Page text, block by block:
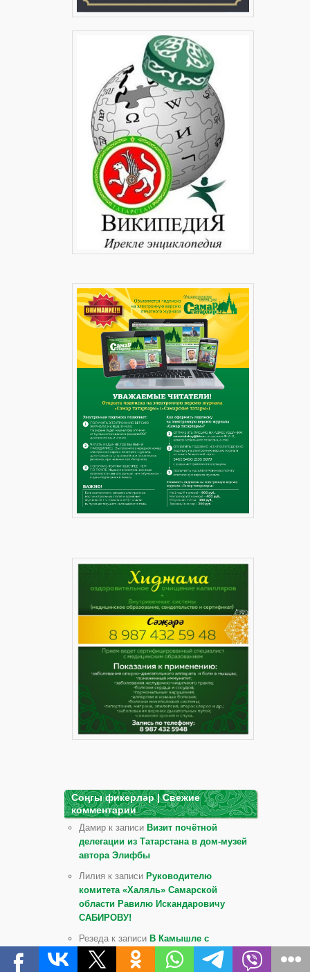
Соңгы фикерләр | Свежие
комментарии
Дамир к записи Визит почётной
делегации из Татарстана в дом-музей
автора Элифбы
Лилия к записи Руководителю
комитета «Халяль» Самарской
области Равилю Искандаровичу
САБИРОВУ!
Резеда к записи В Камышле с
размахом отметили Сабантуй